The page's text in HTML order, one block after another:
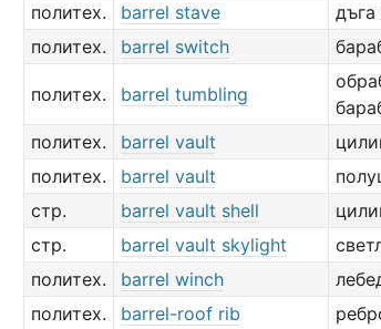
политех.
barrel stave
дъга
политех.
barrel switch
политех. barrel tumbling
политех.
barrel vault
политех.
barrel vault
стр.
barrel vault shell
стр.
barrel vault skylight
политех.
barrel winch
политех.
barrel-roof rib